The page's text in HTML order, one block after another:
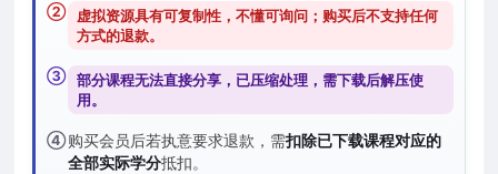
② 虚拟资源具有可复制性，不懂可询问；购买后不支持任何
方式的退款。
③ 部分课程无法直接分享，已压缩处理，需下载后解压使
用。
④购买会员后若执意要求退款，需扣除已下载课程对应的
全部实际学分抵扣。